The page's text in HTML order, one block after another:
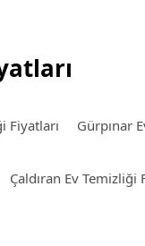
Fiyatları Gürpınar
Çaldıran Ev Temizliği